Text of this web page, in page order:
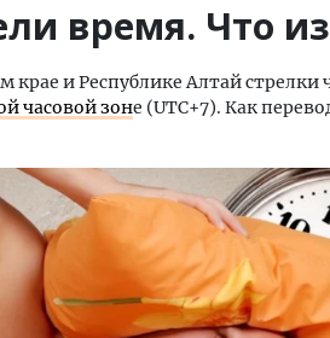
время. Что
крае и Республике Алтай стрелки
часовой зоне (UTC+7). Как